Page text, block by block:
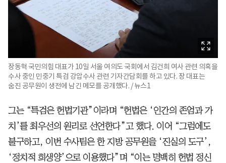
장동혁 국민의힘 대표가 10일 서울 여의도 국회에서 김건희 여사 관련 의혹을
수사 중인 민중기 특검 강압수사 관련 기자간담회를 하고 있다. 장 대표는
숨진 공무원이 생전에 남긴 메모를 공개했다. / 뉴스1
그는 “특검은 헌법기관”이라며 “헌법은 ‘인간의 존엄과 가
치’를 최우선의 원리로 선언한다”고 했다. 이어 “그럼에도
불구하고, 이번 수사팀은 한 지방 공무원을 ‘진실의 도구’,
‘정치적 희생양’으로 이용했다”며 “이는 명백히 헌법 정신